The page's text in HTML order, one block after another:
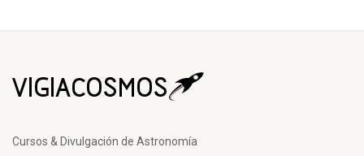
Cursos & Divulgación de Astronomía